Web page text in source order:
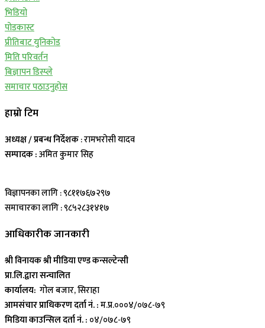
भिडियो
पोडकास्ट
प्रीतिबाट युनिकोड
मिति परिवर्तन
बिज्ञापन डिस्प्ले
समाचार पठाउनुहोस
हाम्रो टिम
अध्यक्ष / प्रबन्ध निर्देशक: रामभरोसी यादव
सम्पादक :अमित कुमार सिह
विज्ञापनका लागि : ९८११७६७२९७
समाचारका लागि : ९८५२८३१४१७
आधिकारीक जानकारी
श्री विनायक श्री मीडिया एण्ड कन्सल्टेन्सी
प्रा.लि.द्वारा सन्चालित
कार्यालय: गोल बजार, सिराहा
आमसंचार प्राधिकरण दर्ता नं. :म.प्र.०००४/०७८-७९
मिडिया काउन्सिल दर्ता नं. : ०४/०७८-७९